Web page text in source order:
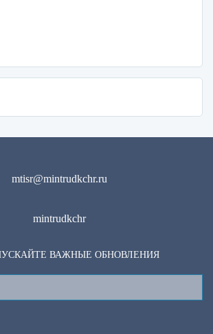
mtisr@mintrudkchr.ru
mintrudkchr
ВАЖНЫЕ ОБНОВЛЕНИЯ